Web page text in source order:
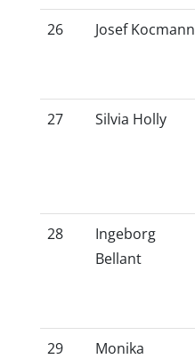
26 Josef Kocmann
27 Silvia Holly
28
Ingeborg
Bellant
29
Monika